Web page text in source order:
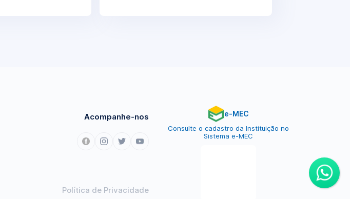
Acompanhe-nos
Política de Privacidade
e-MEC
Consulte o cadastro da Instituição no
Sistema e-MEC